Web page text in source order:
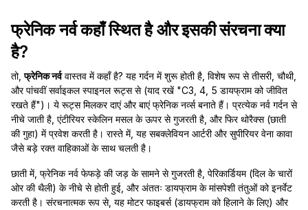
फ्रेनिक नर्व कहाँ स्थित है और इसकी संरचना क्या
है?
तो,फ्रेनिक नर्ववास्तव में कहाँ है? यह गर्दन में शुरू होती है, विशेष रूप से तीसरी, चौथी,
और पांचवीं सर्वाइकल स्पाइनल रूट्स से (याद रखें "C3, 4, 5 डायफ्राम को जीवित
रखते हैं")। ये रूट्स मिलकर दाएं और बाएं फ्रेनिक नर्व्स बनाते हैं। प्रत्येक नर्व गर्दन से
नीचे जाती है, एंटीरियर स्केलिन मसल के ऊपर से गुजरती है, और फिर थोरैक्स (छाती
की गुहा) में प्रवेश करती है। रास्ते में, यह सबक्लेवियन आर्टरी और सुपीरियर वेना कावा
जैसे बड़े रक्त वाहिकाओं के साथ चलती है।
छाती में, फ्रेनिक नर्व फेफड़े की जड़ के सामने से गुजरती है, पेरिकार्डियम (दिल के चारों
ओर की थैली) के नीचे से होती हुई, और अंततः डायफ्राम के मांसपेशी तंतुओं को इनर्वेट
करती है। संरचनात्मक रूप से, यह मोटर फाइबर्स (डायफ्राम को हिलाने के लिए) और